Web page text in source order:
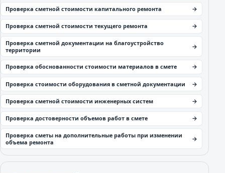
Проверка сметной стоимости капитального ремонта
Проверка сметной стоимости текущего ремонта
Проверка сметной документации на благоустройство
территории
Проверка обоснованности стоимости материалов в смете
Проверка стоимости оборудования в сметной документации
Проверка сметной стоимости инженерных систем
Проверка достоверности объемов работ в смете
Проверка сметы на дополнительные работы при изменении
объема ремонта